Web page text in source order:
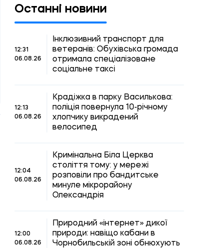
Останні новини
12:31
06.08.26
Інклюзивний транспорт для
ветеранів: Обухівська громада
отримала спеціалізоване
соціальне таксі
12:13
06.08.26
Крадіжка в парку Василькова:
поліція повернула 10-річному
хлопчику викрадений
велосипед
12:04
06.08.26
Кримінальна Біла Церква
століття тому: у мережі
розповіли про бандитське
минуле мікрорайону
Олександрія
12:00
06.08.26
Природний «інтернет» дикої
природи: навіщо кабани в
Чорнобильській зоні обнюхують